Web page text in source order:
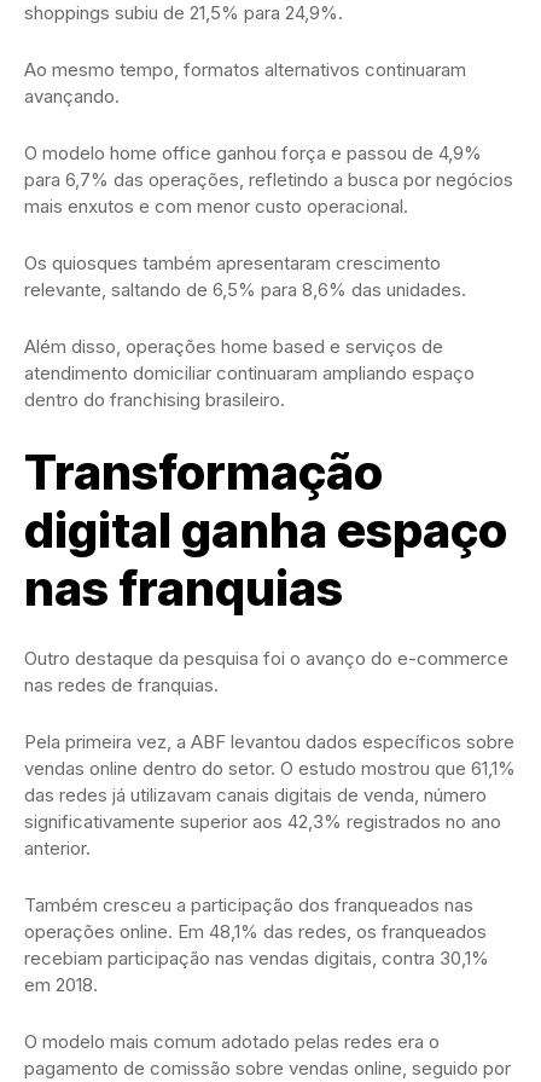
shoppings subiu de 21,5% para 24,9%.
Ao mesmo tempo, formatos alternativos continuaram
avançando.
O modelo home office ganhou força e passou de 4,9%
para 6,7% das operações, refletindo a busca por negócios
mais enxutos e com menor custo operacional.
Os quiosques também apresentaram crescimento
relevante, saltando de 6,5% para 8,6% das unidades.
Além disso, operações home based e serviços de
atendimento domiciliar continuaram ampliando espaço
dentro do franchising brasileiro.
Transformação
digital ganha espaço
nas franquias
Outro destaque da pesquisa foi o avanço do e-commerce
nas redes de franquias.
Pela primeira vez, a ABF levantou dados específicos sobre
vendas online dentro do setor. O estudo mostrou que 61,1%
das redes já utilizavam canais digitais de venda, número
significativamente superior aos 42,3% registrados no ano
anterior.
Também cresceu a participação dos franqueados nas
operações online. Em 48,1% das redes, os franqueados
recebiam participação nas vendas digitais, contra 30,1%
em 2018.
O modelo mais comum adotado pelas redes era o
pagamento de comissão sobre vendas online, seguido por